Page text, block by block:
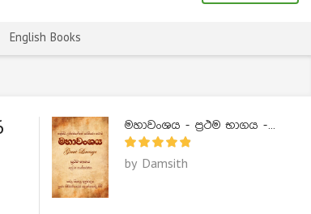
English Books
මහාවංශය - ප්‍රථම භාගය - Mahawanshaya 1
by Damsith